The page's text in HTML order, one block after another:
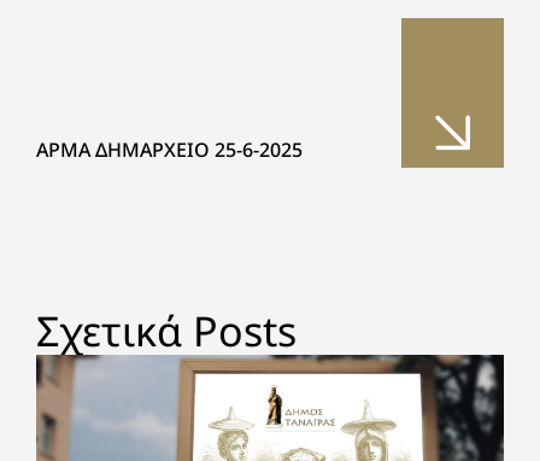
ΑΡΜΑ ΔΗΜΑΡΧΕΙΟ 25-6-2025
Σχετικά Posts